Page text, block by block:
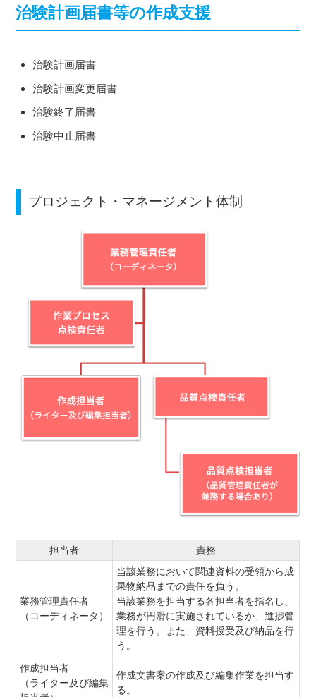
治験計画届書等の作成支援
治験計画届書
治験計画変更届書
治験終了届書
治験中止届書
プロジェクト・マネージメント体制
担当者 責務
業務管理責任者
（コーディネータ）
当該業務において関連資料の受領から成
果物納品までの責任を負う。
当該業務を担当する各担当者を指名し、
業務が円滑に実施されているか、進捗管
理を行う。また、資料授受及び納品を行
う。
作成担当者
（ライター及び編集
作成文書案の作成及び編集作業を担当す
る。